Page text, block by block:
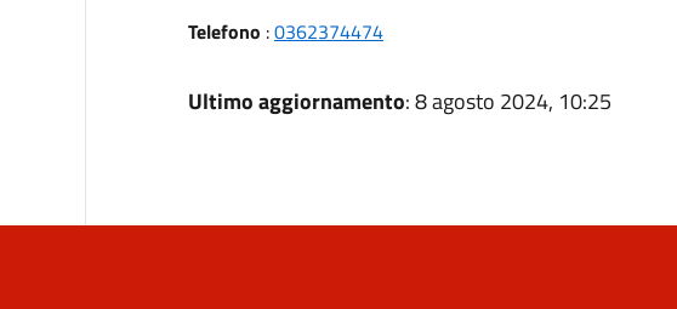
Telefono :0362374474
Ultimo aggiornamento: 8 agosto 2024, 10:25